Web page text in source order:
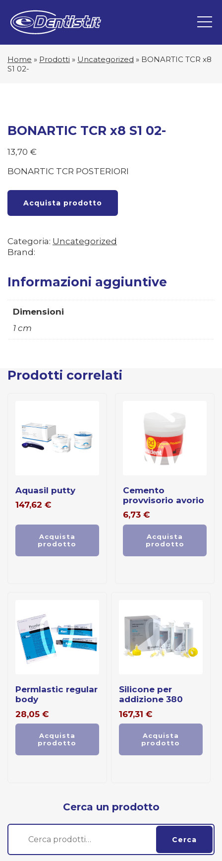
Home » Prodotti » Uncategorized » BONARTIC TCR x8
S1 02-
BONARTIC TCR x8 S1 02-
13,70 €
BONARTIC TCR POSTERIORI
Acquista prodotto
Categoria: Uncategorized
Brand:
Informazioni aggiuntive
Dimensioni
1 cm
Prodotti correlati
aquasil putty
147,62 €
Acquista
prodotto
cemento
provvisorio avorio
6,73 €
Acquista
prodotto
permlastic regular
body
28,05 €
Acquista
prodotto
silicone per
addizione 380
167,31 €
Acquista
prodotto
Cerca un prodotto
Cerca:
Cerca